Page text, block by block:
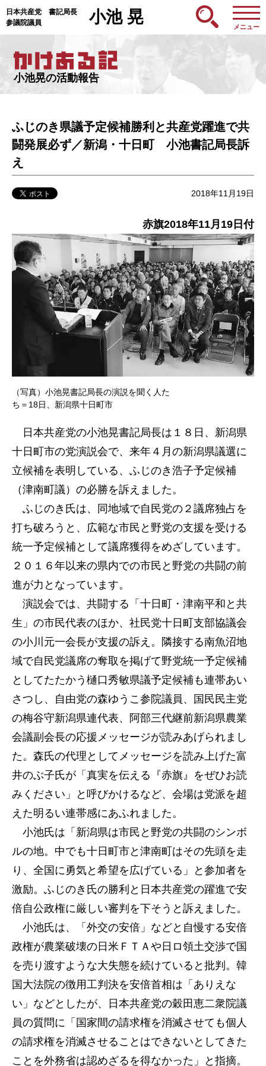
日本共産党 書記局長
参議院議員
小池 晃
メニュー
小池晃の活動報告
ふじのき県議予定候補勝利と共産党躍進で共
闘発展必ず／新潟・十日町 小池書記局長訴
え
2018年11月19日
赤旗2018年11月19 日付
（写真）小池晃書記局長の演説を聞く人た
ち＝18日、新潟県十日町市
日本共産党の小池晃書記局長は１８日、新潟県
十日町市の党演説会で、来年４月の新潟県議選に
立候補を表明している、ふじのき浩子予定候補
（津南町議）の必勝を訴えました。
ふじのき氏は、同地域で自民党の２議席独占を
打ち破ろうと、広範な市民と野党の支援を受ける
統一予定候補として議席獲得をめざしています。
２０１６年以来の県内での市民と野党の共闘の前
進が力となっています。
演説会では、共闘する「十日町・津南平和と共
生」の市民代表のほか、社民党十日町支部協議会
の小川元一会長が支援の訴え。隣接する南魚沼地
域で自民党議席の奪取を掲げて野党統一予定候補
としてたたかう樋口秀敏県議予定候補も連帯あい
さつし、自由党の森ゆうこ参院議員、国民民主党
の梅谷守新潟県連代表、阿部三代継前新潟県農業
会議副会長の応援メッセージが読みあげられまし
た。森氏の代理としてメッセージを読み上げた富
井のぶ子氏が「真実を伝える『赤旗』をぜひお読
みください」と呼びかけるなど、会場は党派を超
えた明るい連帯感にあふれました。
小池氏は「新潟県は市民と野党の共闘のシンボ
ルの地。中でも十日町市と津南町はその先頭を走
り、全国に勇気と希望を広げている」と参加者を
激励。ふじのき氏の勝利と日本共産党の躍進で安
倍自公政権に厳しい審判を下そうと訴えました。
小池氏は、「外交の安倍」などと自慢する安倍
政権が農業破壊の日米ＦＴＡや日ロ領土交渉で国
を売り渡すような大失態を続けていると批判。韓
国大法院の徴用工判決を安倍首相は「ありえな
い」などとしたが、日本共産党の穀田恵二衆院議
員の質問に「国家間の請求権を消滅させても個人
の請求権を消滅させることはできないとしてきた
ことを外務省は認めざるを得なかった」と指摘。